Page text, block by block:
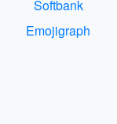
Softbank
Emojigraph